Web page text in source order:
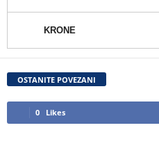
OSTANITE POVEZANI
0 Likes